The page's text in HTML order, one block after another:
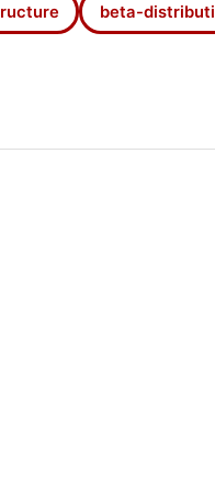
з типами,
інших профілів.
12 кластерів і
beta-